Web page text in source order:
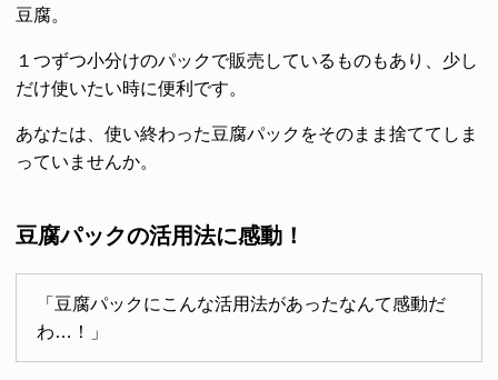
豆腐。
１つずつ小分けのパックで販売しているものもあり、少し
だけ使いたい時に便利です。
あなたは、使い終わった豆腐パックをそのまま捨ててしま
っていませんか。
豆腐パックの活用法に感動！
「豆腐パックにこんな活用法があったなんて感動だ
わ…！」